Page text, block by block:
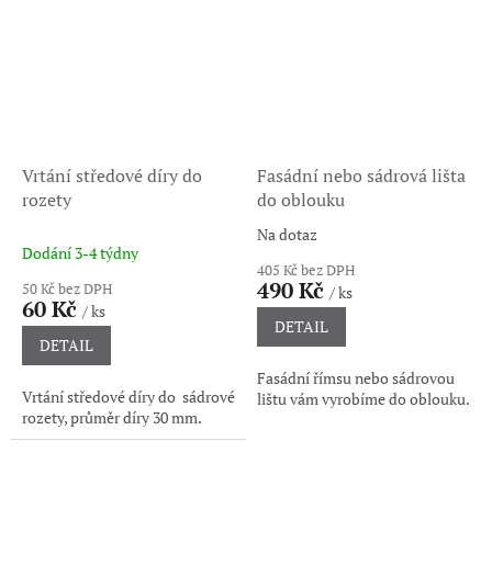
Vrtání středové díry do
rozety
Dodání 3-4 týdny
50 Kč bez DPH
60 Kč / ks
DETAIL
Vrtání středové díry do sádrové
rozety, průměr díry 30 mm.
Fasádní nebo sádrová lišta
do oblouku
Průměrné
hodnocení
produktu
je
3,0
z
hvězdiček.
Na dotaz
405 Kč bez DPH
490 Kč / ks
DETAIL
Fasádní římsu nebo sádrovou
lištu vám vyrobíme do oblouku.